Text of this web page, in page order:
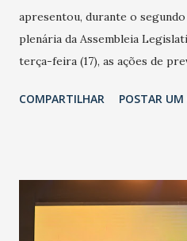
apresentou, durante o
plenária da Assembleia
terça-feira (17), as ações de
adotadas pelo Governo do
população suspeita e de
públicos e domiciliares. “Nós
COMPARTILHAR POSTAR